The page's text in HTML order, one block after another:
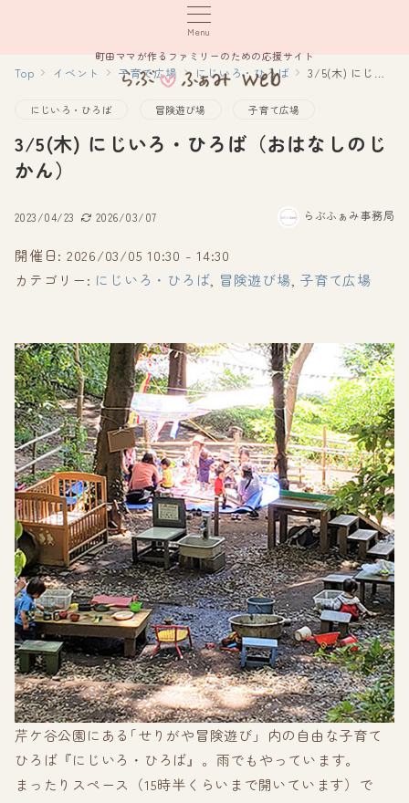
Menu
町田ママが作るファミリーのための応援サイト
Top イベント 子育て広場 にじいろ・ひろば 3/5(木) にじいろ・ひろば（おはなしのじかん）
にじいろ・ひろば 冒険遊び場 子育て広場
3/5(木) にじいろ・ひろば（おはなしのじ
かん）
2023/04/23 2026/03/07 らぶふぁみ事務局
開催日: 2026/03/05 10:30 - 14:30
カテゴリー: にじいろ・ひろば 冒険遊び場 子育て広場
芹ケ谷公園にある｢せりがや冒険遊び」内の自由な子育て
ひろば『にじいろ・ひろば』。雨でもやっています。
まったりスペース（15時半くらいまで開いています）で